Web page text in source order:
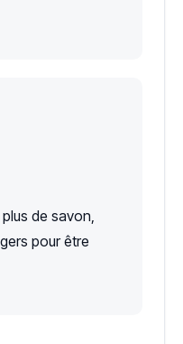
de savon,
pour être